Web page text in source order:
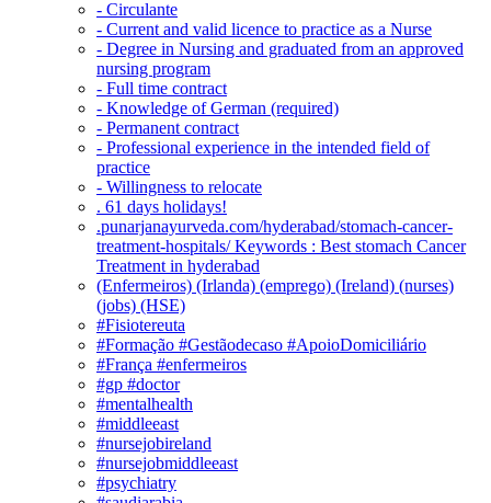
- Circulante
- Current and valid licence to practice as a Nurse
- Degree in Nursing and graduated from an approved
nursing program
- Full time contract
- Knowledge of German (required)
- Permanent contract
- Professional experience in the intended field of
practice
- Willingness to relocate
. 61 days holidays!
.punarjanayurveda.com/hyderabad/stomach-cancer-
treatment-hospitals/ Keywords : Best stomach Cancer
Treatment in hyderabad
(Enfermeiros) (Irlanda) (emprego) (Ireland) (nurses)
(jobs) (HSE)
#Fisiotereuta
#Formação #Gestãodecaso #ApoioDomiciliário
#França #enfermeiros
#gp #doctor
#mentalhealth
#middleeast
#nursejobireland
#nursejobmiddleeast
#psychiatry